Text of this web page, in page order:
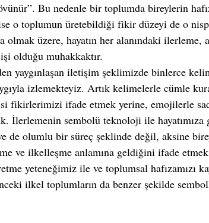
Bu nedenle bir toplumda bireylerin
o toplumun üretebildiği fikir düzeyi de o
olmak üzere, hayatın her alanındaki
olduğu muhakkaktır.
yaygınlaşan iletişim şeklimizde binlerce
izlemekteyiz. Artık kelimelerle cümle
fikirlerimizi ifade etmek yerine, emojilerle
İlerlemenin sembolü teknoloji ile
de olumlu bir süreç şeklinde değil, aksine
ve ilkelleşme anlamına geldiğini ifade
yeteneğimiz ile ve toplumsal hafızamızı
ilkel toplumların da benzer şekilde